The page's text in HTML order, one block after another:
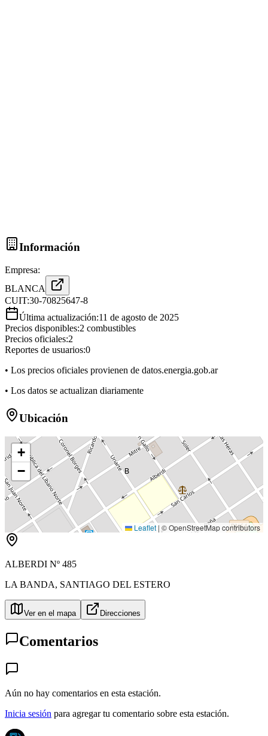
Información
Empresa:
BLANCA
CUIT:30-70825647-8
Última actualización:11 de agosto de 2025
Precios disponibles:2 combustibles
Precios oficiales:2
Reportes de usuarios:0
• Los precios oficiales provienen de datos.energia.gob.ar
• Los datos se actualizan diariamente
Ubicación
B
+
−
Leaflet | © OpenStreetMap contributors
ALBERDI Nº 485
LA BANDA, SANTIAGO DEL ESTERO
Ver en el mapa Direcciones
Comentarios
Aún no hay comentarios en esta estación.
Inicia sesión para agregar tu comentario sobre esta estación.